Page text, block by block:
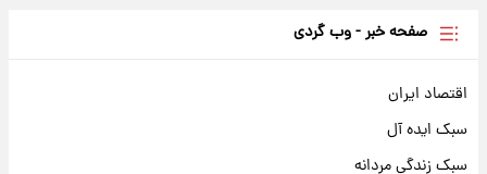
صفحه خبر - وب گردی
اقتصاد ایران
سبک ایده آل
سبک زندگی مردانه